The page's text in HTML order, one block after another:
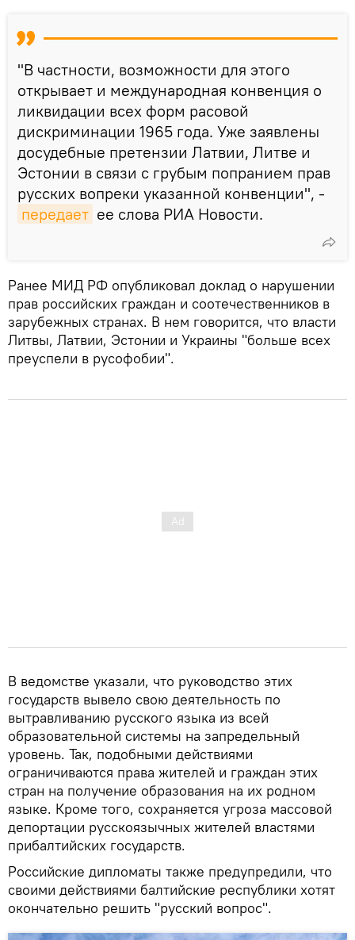
"В частности, возможности для этого
открывает и международная конвенция о
ликвидации всех форм расовой
дискриминации 1965 года. Уже заявлены
досудебные претензии Латвии, Литве и
Эстонии в связи с грубым попранием прав
русских вопреки указанной конвенции", -
передает ее слова РИА Новости.
Ранее МИД РФ опубликовал доклад о нарушении
прав российских граждан и соотечественников в
зарубежных странах. В нем говорится, что власти
Литвы, Латвии, Эстонии и Украины "больше всех
преуспели в русофобии".
В ведомстве указали, что руководство этих
государств вывело свою деятельность по
вытравливанию русского языка из всей
образовательной системы на запредельный
уровень. Так, подобными действиями
ограничиваются права жителей и граждан этих
стран на получение образования на их родном
языке. Кроме того, сохраняется угроза массовой
депортации русскоязычных жителей властями
прибалтийских государств.
Российские дипломаты также предупредили, что
своими действиями балтийские республики хотят
окончательно решить "русский вопрос".